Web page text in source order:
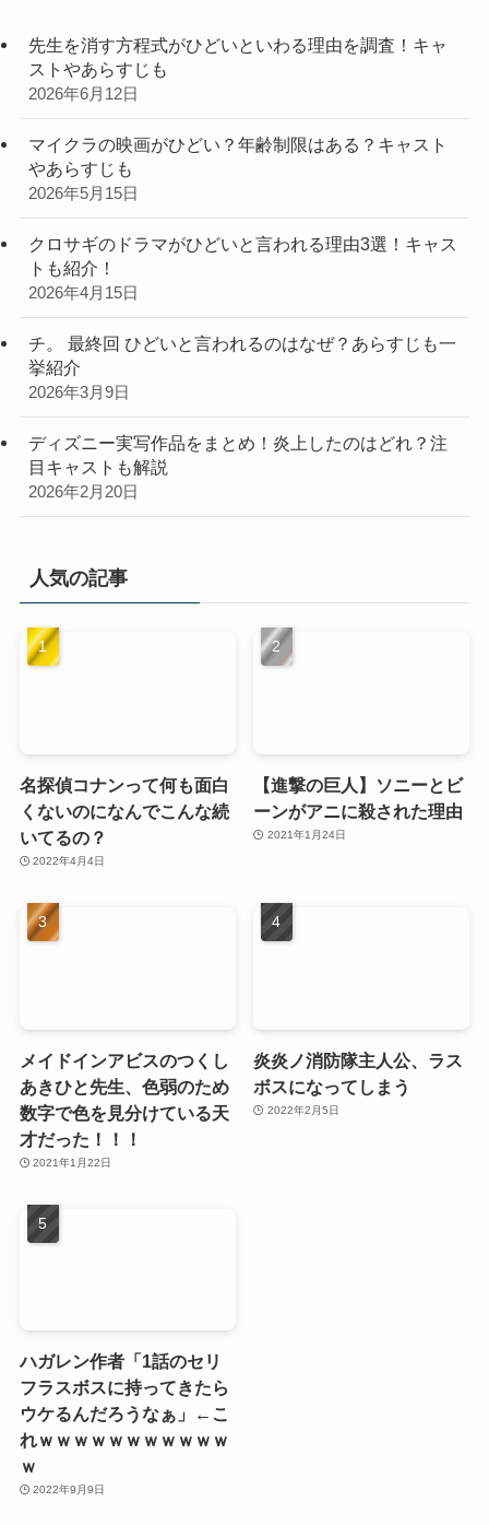
先生を消す方程式がひどいといわる理由を調査！キャ
ストやあらすじも
2026年6月12日
マイクラの映画がひどい？年齢制限はある？キャスト
やあらすじも
2026年5月15日
クロサギのドラマがひどいと言われる理由3選！キャス
トも紹介！
2026年4月15日
チ。 最終回 ひどいと言われるのはなぜ？あらすじも一
挙紹介
2026年3月9日
ディズニー実写作品をまとめ！炎上したのはどれ？注
目キャストも解説
2026年2月20日
人気の記事
名探偵コナンって何も面白
くないのになんでこんな続
いてるの？
2022年4月4日
【進撃の巨人】ソニーとビ
ーンがアニに殺された理由
2021年1月24日
メイドインアビスのつくし
あきひと先生、色弱のため
数字で色を見分けている天
才だった！！！
2021年1月22日
炎炎ノ消防隊主人公、ラス
ボスになってしまう
2022年2月5日
ハガレン作者「1話のセリ
フラスボスに持ってきたら
ウケるんだろうなぁ」←こ
れｗｗｗｗｗｗｗｗｗｗｗ
ｗ
2022年9月9日